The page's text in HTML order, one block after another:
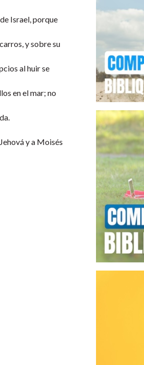
Israel, porque
y sobre su
al huir se
en el mar; no
y a Moisés